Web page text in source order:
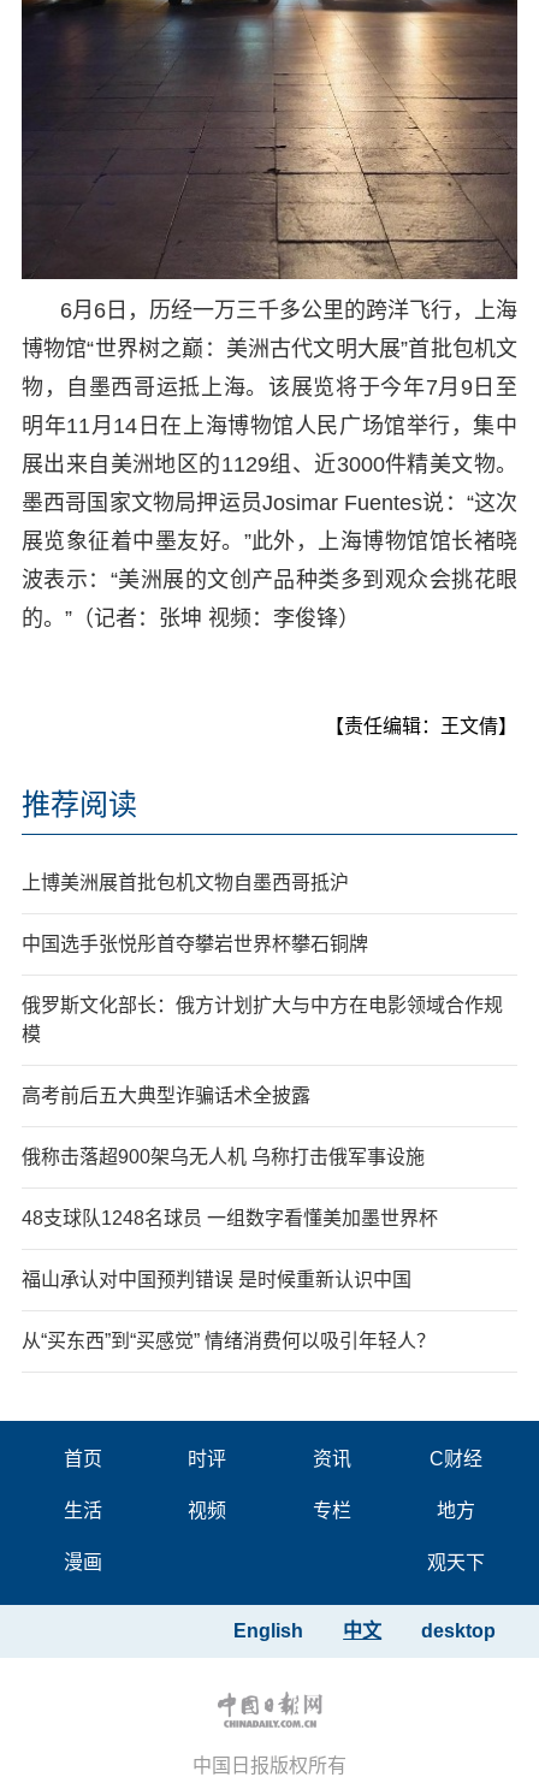
6月6日，历经一万三千多公里的跨洋飞行，上海
博物馆“世界树之巅：美洲古代文明大展”首批包机文
物，自墨西哥运抵上海。该展览将于今年7月9日至
明年11月14日在上海博物馆人民广场馆举行，集中
展出来自美洲地区的1129组、近3000件精美文物。
墨西哥国家文物局押运员Josimar Fuentes说：“这次
展览象征着中墨友好。”此外，上海博物馆馆长褚晓
波表示：“美洲展的文创产品种类多到观众会挑花眼
的。”（记者：张坤 视频：李俊锋）
【责任编辑：王文倩】
推荐阅读
上博美洲展首批包机文物自墨西哥抵沪
中国选手张悦彤首夺攀岩世界杯攀石铜牌
俄罗斯文化部长：俄方计划扩大与中方在电影领域合作规
模
高考前后五大典型诈骗话术全披露
俄称击落超900架乌无人机 乌称打击俄军事设施
48支球队1248名球员 一组数字看懂美加墨世界杯
福山承认对中国预判错误 是时候重新认识中国
从“买东西”到“买感觉” 情绪消费何以吸引年轻人？
首页 时评 资讯 C财经
生活 视频 专栏 地方
漫画 观天下
desktop
中文
English
中国日报版权所有